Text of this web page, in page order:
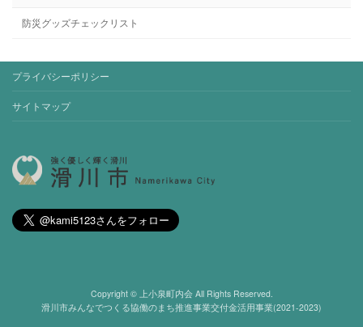
防災グッズチェックリスト
プライバシーポリシー
サイトマップ
Copyright © 上小泉町内会 All Rights Reserved.
滑川市みんなでつくる協働のまち推進事業交付金活用事業(2021-2023)